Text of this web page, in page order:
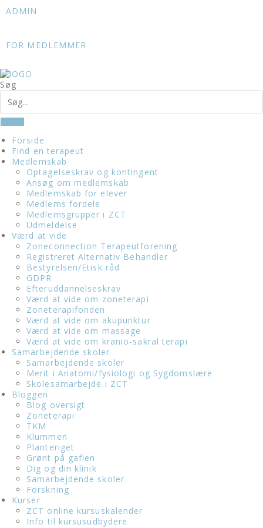
toADMIN
FOR MEDLEMMER
Søg
Forside
Find en terapeut
Medlemskab
Optagelseskrav og kontingent
Ansøg om medlemskab
Medlemskab for elever
Medlems fordele
Medlemsgrupper i ZCT
Udmeldelse
Værd at vide
Zoneconnection Terapeutforening
Registreret Alternativ Behandler
Bestyrelsen/Etisk råd
GDPR
Efteruddannelseskrav
Værd at vide om zoneterapi
Zoneterapifonden
Værd at vide om akupunktur
Værd at vide om massage
Værd at vide om kranio-sakral terapi
Samarbejdende skoler
Samarbejdende skoler
Merit i Anatomi/fysiologi og Sygdomslære
Skolesamarbejde i ZCT
Bloggen
Blog oversigt
Zoneterapi
TKM
Klummen
Planteriget
Grønt på gaflen
Dig og din klinik
Samarbejdende skoler
Forskning
Kurser
ZCT online kursuskalender
Info til kursusudbydere